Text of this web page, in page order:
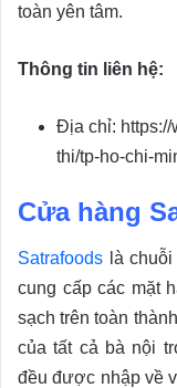
toàn yên tâm.
Thông tin liên hệ:
Địa chỉ: https://
thi/tp-ho-chi-
Cửa hàng
Satrafoods là
cung cấp các mặt
sạch trên toàn
của tất cả bà nội
đều được nhập về